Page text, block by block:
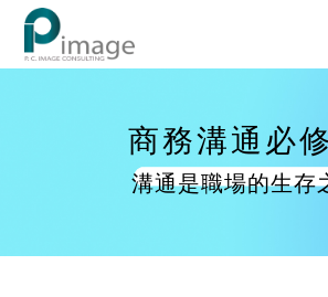
商務溝通必
溝通是職場的生存